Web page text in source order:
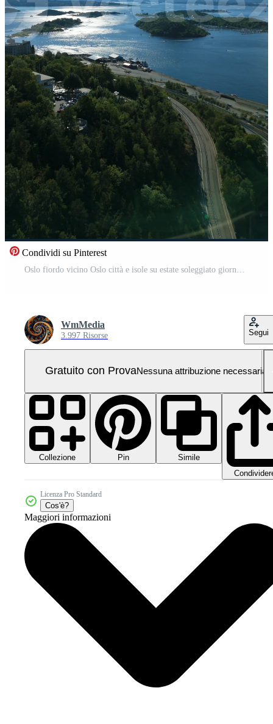
Condividi su Pinterest
WmMedia
3.997 Risorse Segui
Gratuito con ProvaNessuna attribuzione necessaria
Collezione Pin
Simile
Licenza Pro Standard
Cos'è?
Maggiori informazioni